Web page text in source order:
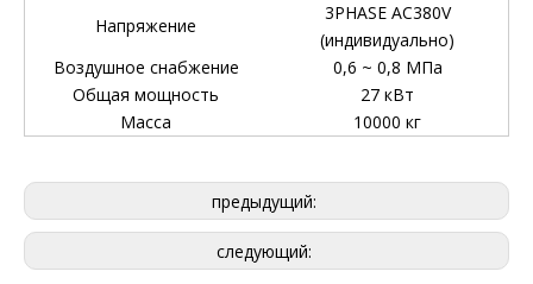
Напряжение
3PHASE AC380V
(индивидуально)
Воздушное снабжение
0,6 ~ 0,8 МПа
Общая мощность
27 кВт
Масса
10000 кг
предыдущий:
следующий: